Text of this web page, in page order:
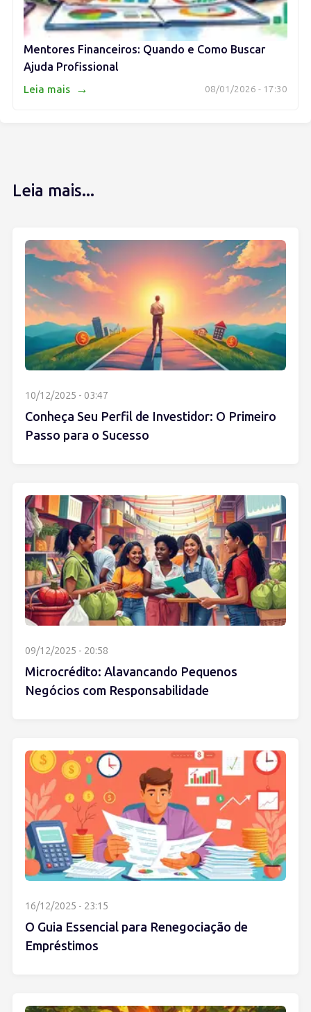
Mentores Financeiros: Quando e Como Buscar
Ajuda Profissional
08/01/2026 - 17:30
Leia mais →
Leia mais...
10/12/2025 - 03:47
Conheça Seu Perfil de Investidor: O Primeiro
Passo para o Sucesso
09/12/2025 - 20:58
Microcrédito: Alavancando Pequenos
Negócios com Responsabilidade
16/12/2025 - 23:15
O Guia Essencial para Renegociação de
Empréstimos